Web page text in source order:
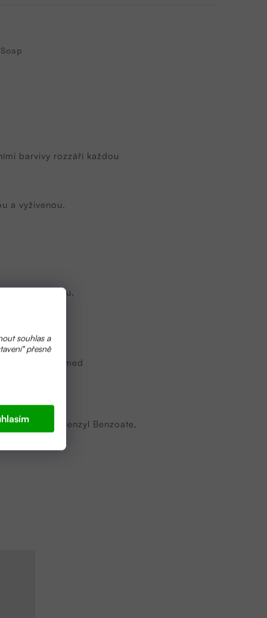
souhlas a
přesně
barvivy rozzáří každou
a vyživenou.
vodou.
pravý český med
Parfum, Benzyl Benzoate,